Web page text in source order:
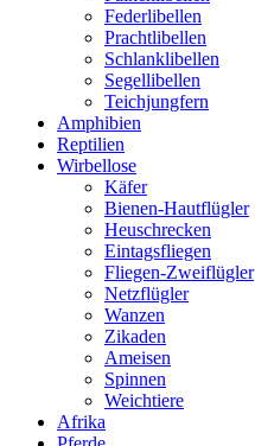
Federlibellen
Prachtlibellen
Schlanklibellen
Segellibellen
Teichjungfern
Amphibien
Reptilien
Wirbellose
Käfer
Bienen-Hautflügler
Heuschrecken
Eintagsfliegen
Fliegen-Zweiflügler
Netzflügler
Wanzen
Zikaden
Ameisen
Spinnen
Weichtiere
Afrika